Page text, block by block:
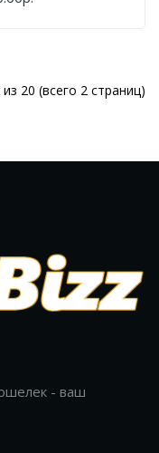
20 (всего 2 страниц)
- ваш